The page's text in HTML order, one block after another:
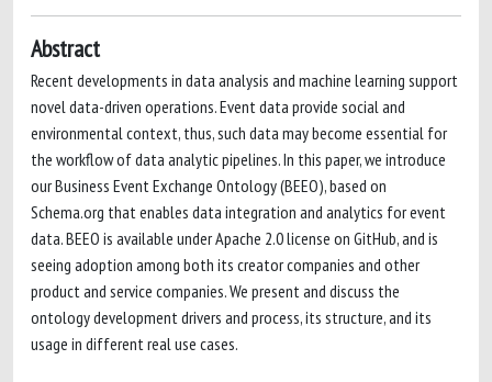
Abstract
Recent developments in data analysis and machine learning support
novel data-driven operations. Event data provide social and
environmental context, thus, such data may become essential for
the workflow of data analytic pipelines. In this paper, we introduce
our Business Event Exchange Ontology (BEEO), based on
Schema.org that enables data integration and analytics for event
data. BEEO is available under Apache 2.0 license on GitHub, and is
seeing adoption among both its creator companies and other
product and service companies. We present and discuss the
ontology development drivers and process, its structure, and its
usage in different real use cases.